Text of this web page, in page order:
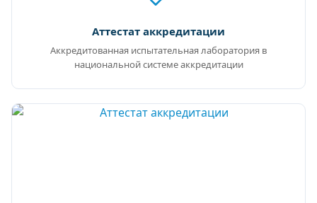
Аттестат аккредитации
Аккредитованная испытательная лаборатория в
национальной системе аккредитации